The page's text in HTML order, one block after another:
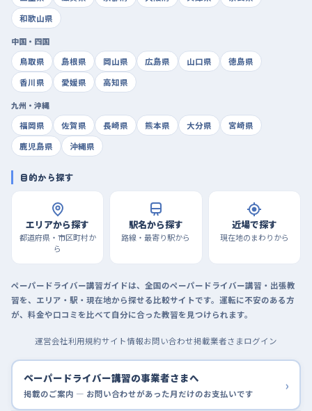
和歌山県
中国・四国
鳥取県
島根県 岡山県 広島県 山口県
徳島県
香川県
愛媛県 高知県
九州・沖縄
福岡県
佐賀県 長崎県 熊本県 大分県
宮崎県
鹿児島県
沖縄県
目的から探す
エリアから探す
都道府県・市区町村か
ら
駅名から探す
路線・最寄り駅から
近場で探す
現在地のまわりから
ペーパードライバー講習ガイドは、全国のペーパードライバー講習・出張教
習を、エリア・駅・現在地から探せる比較サイトです。運転に不安のある方
が、料金や口コミを比べて自分に合った教習を見つけられます。
運営会社利用規約サイト情報お問い合わせ掲載業者さまログイン
ペーパードライバー講習の事業者さまへ
掲載のご案内 — お問い合わせがあった月だけのお支払いです ›